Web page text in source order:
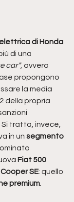
di Honda
di una
car", ovvero
propongono
la media
della propria
tratta, invece,
in un segmento
Fiat 500
Cooper SE: quello
premium